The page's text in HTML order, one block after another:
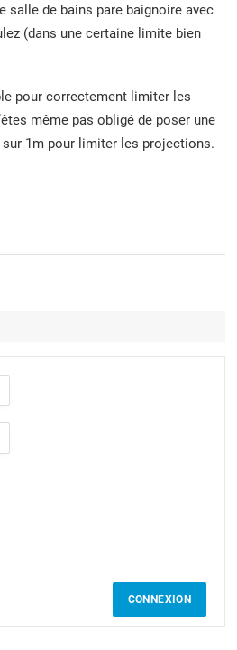
salle de bains pare baignoire avec
(dans une certaine limite bien
pour correctement limiter les
même pas obligé de poser une
1m pour limiter les projections.
CONNEXION